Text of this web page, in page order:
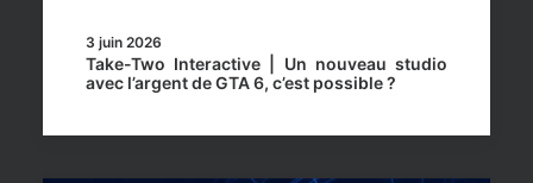
3 juin 2026
Take-Two Interactive | Un nouveau studio
avec l’argent de GTA 6, c’est possible ?